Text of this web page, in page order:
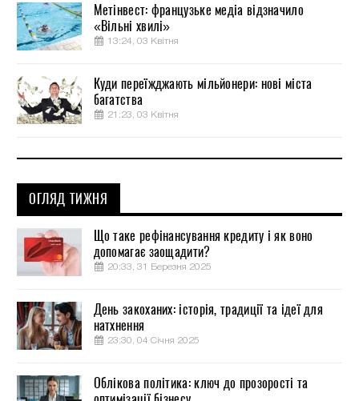
Метінвест: французьке медіа відзначило
«Вільні хвилі»
13:24, 03 Квітня
Куди переїжджають мільйонери: нові міста
багатства
21:23, 03 Квітня
ОГЛЯД ТИЖНЯ
Що таке рефінансування кредиту і як воно
допомагає заощадити?
20:33, 31 Березня 2025
День закоханих: історія, традиції та ідеї для
натхнення
23:30, 04 Січня 2025
Облікова політика: ключ до прозорості та